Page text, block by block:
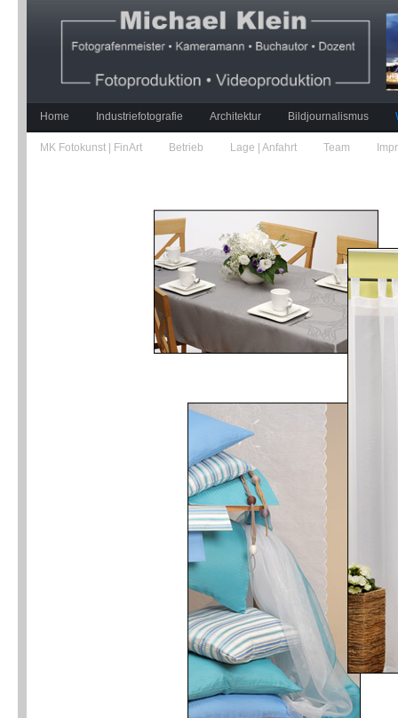
Home Industriefotografie Architektur Bildjournalismus
MK Fotokunst | FinArt Betrieb Lage | Anfahrt Team